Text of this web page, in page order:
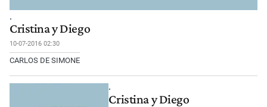
.
Cristina y Diego
10-07-2016 02:30
CARLOS DE SIMONE
.
Cristina y Diego